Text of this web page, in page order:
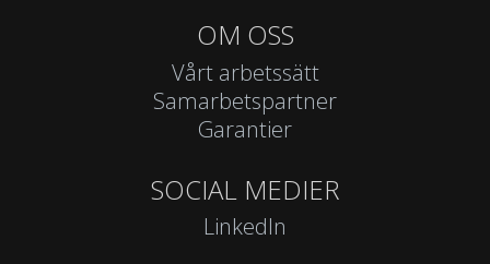
OM OSS
Vårt arbetssätt
Samarbetspartner
Garantier
SOCIAL MEDIER
LinkedIn